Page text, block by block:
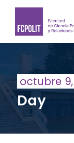
octubre 9,
Day